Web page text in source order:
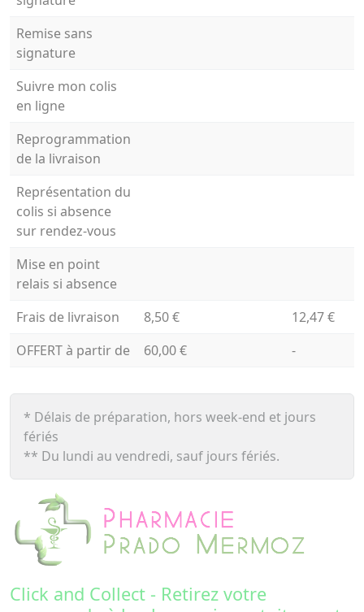
Remise sans
signature
Suivre mon colis
en ligne
Reprogrammation
de la livraison
Représentation du
colis si absence
sur rendez-vous
Mise en point
relais si absence
Frais de livraison
8,50 €
12,47 €
OFFERT à partir de
60,00 € -
* Délais de préparation, hors week-end et jours
fériés
** Du lundi au vendredi, sauf jours fériés.
Click and Collect - Retirez votre